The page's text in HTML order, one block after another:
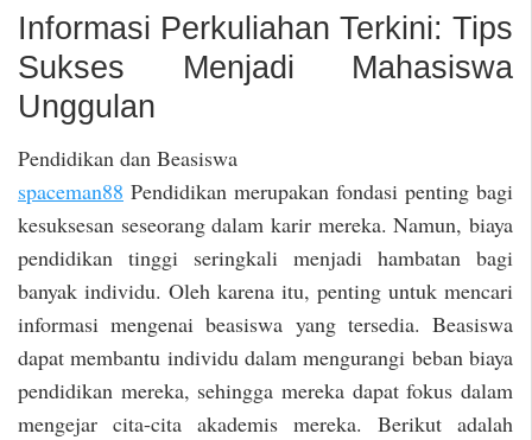
Informasi Perkuliahan Terkini: Tips
Sukses Menjadi Mahasiswa
Unggulan
Pendidikan dan Beasiswa
spaceman88 Pendidikan merupakan fondasi penting bagi
kesuksesan seseorang dalam karir mereka. Namun, biaya
pendidikan tinggi seringkali menjadi hambatan bagi
banyak individu. Oleh karena itu, penting untuk mencari
informasi mengenai beasiswa yang tersedia. Beasiswa
dapat membantu individu dalam mengurangi beban biaya
pendidikan mereka, sehingga mereka dapat fokus dalam
mengejar cita-cita akademis mereka. Berikut adalah